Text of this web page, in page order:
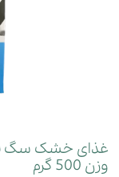
غذای خشک سگ
وزن 500 گرم